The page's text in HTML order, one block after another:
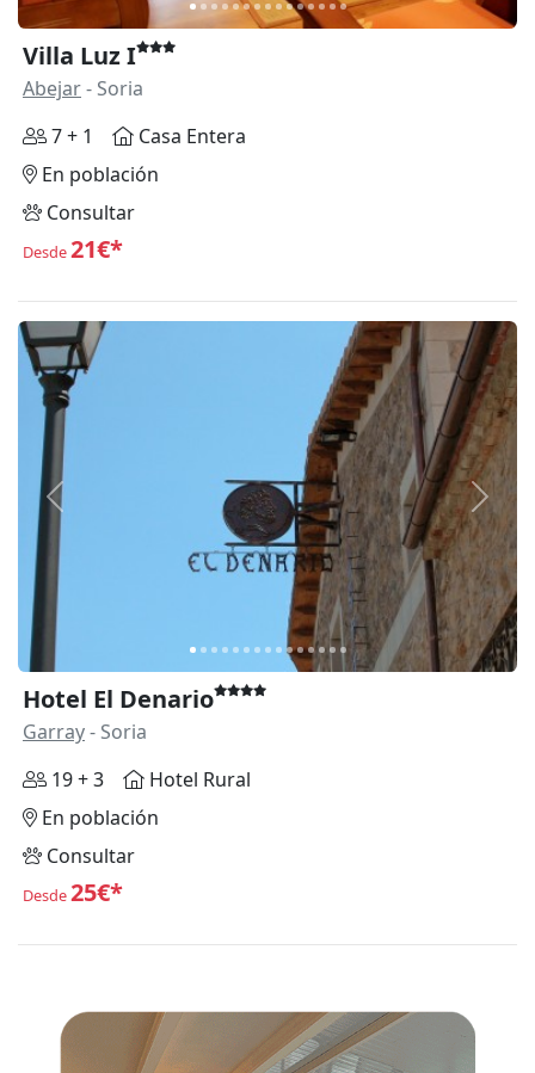
Villa Luz I
Abejar- Soria
7 + 1
Casa Entera
En población
Consultar
Desde21€*
Anterior
Hotel El Denario
Garray- Soria
19 + 3
Hotel Rural
En población
Consultar
Desde25€*